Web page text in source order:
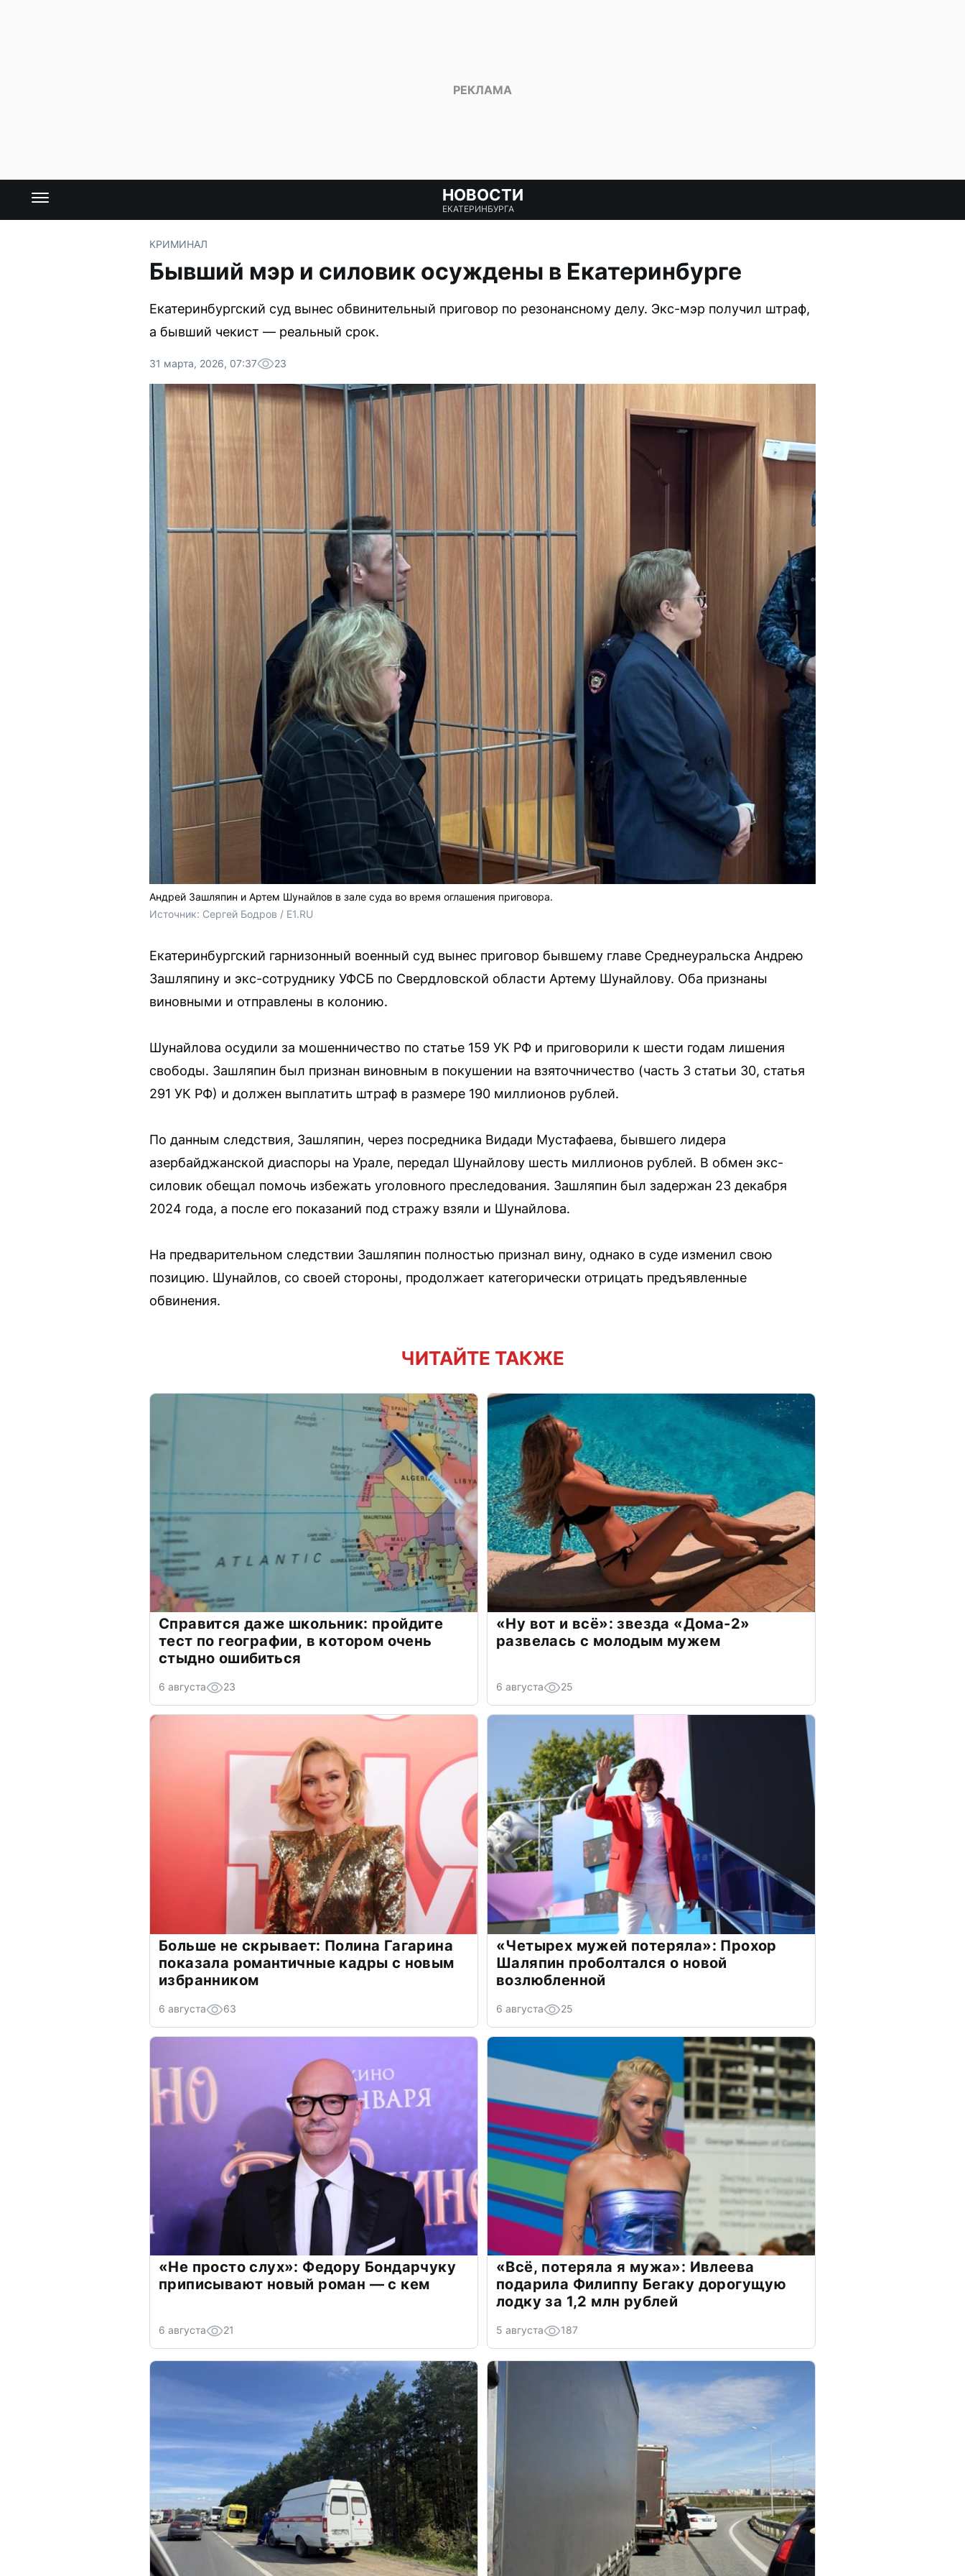
НОВОСТИ
ЕКАТЕРИНБУРГА
КРИМИНАЛ
Бывший мэр и силовик осуждены в Екатеринбурге
Екатеринбургский суд вынес обвинительный приговор по резонансному делу. Экс-мэр получил штраф,
а бывший чекист — реальный срок.
31 марта, 2026, 07:37 23
Андрей Зашляпин и Артем Шунайлов в зале суда во время оглашения приговора.
Источник: Сергей Бодров / E1.RU
Екатеринбургский гарнизонный военный суд вынес приговор бывшему главе Среднеуральска Андрею
Зашляпину и экс-сотруднику УФСБ по Свердловской области Артему Шунайлову. Оба признаны
виновными и отправлены в колонию.
Шунайлова осудили за мошенничество по статье 159 УК РФ и приговорили к шести годам лишения
свободы. Зашляпин был признан виновным в покушении на взяточничество (часть 3 статьи 30, статья
291 УК РФ) и должен выплатить штраф в размере 190 миллионов рублей.
По данным следствия, Зашляпин, через посредника Видади Мустафаева, бывшего лидера
азербайджанской диаспоры на Урале, передал Шунайлову шесть миллионов рублей. В обмен экс-
силовик обещал помочь избежать уголовного преследования. Зашляпин был задержан 23 декабря
2024 года, а после его показаний под стражу взяли и Шунайлова.
На предварительном следствии Зашляпин полностью признал вину, однако в суде изменил свою
позицию. Шунайлов, со своей стороны, продолжает категорически отрицать предъявленные
обвинения.
ЧИТАЙТЕ ТАКЖЕ
Справится даже школьник: пройдите
тест по географии, в котором очень
стыдно ошибиться
6 августа 23
«Ну вот и всё»: звезда «Дома-2»
развелась с молодым мужем
6 августа 25
Больше не скрывает: Полина Гагарина
показала романтичные кадры с новым
избранником
6 августа 63
«Четырех мужей потеряла»: Прохор
Шаляпин проболтался о новой
возлюбленной
6 августа 25
«Не просто слух»: Федору Бондарчуку
приписывают новый роман — с кем
6 августа 21
«Всё, потеряла я мужа»: Ивлеева
подарила Филиппу Бегаку дорогущую
лодку за 1,2 млн рублей
5 августа 187